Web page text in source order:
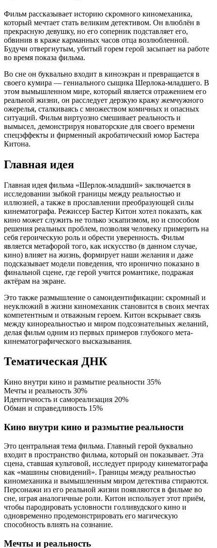
Фильм рассказывает историю скромного киномеханика,
который мечтает стать великим детективом. Он влюблён в
прекрасную девушку, но его соперник подставляет его,
обвинив в краже карманных часов отца возлюбленной.
Будучи отвергнутым, убитый горем герой засыпает на работе
во время показа фильма.
Во сне он буквально входит в киноэкран и превращается в
своего кумира — гениального сыщика Шерлока-младшего. В
этом вымышленном мире, который является отражением его
реальной жизни, он расследует дерзкую кражу жемчужного
ожерелья, сталкиваясь с множеством комичных и опасных
ситуаций. Фильм виртуозно смешивает реальность и
вымысел, демонстрируя новаторские для своего времени
спецэффекты и фирменный акробатический юмор Бастера
Китона.
Главная идея
Главная идея фильма «Шерлок-младший» заключается в
исследовании зыбкой границы между реальностью и
иллюзией, а также в прославлении преобразующей силы
кинематографа. Режиссер Бастер Китон хотел показать, как
кино может служить не только эскапизмом, но и способом
решения реальных проблем, позволяя человеку примерить на
себя героическую роль и обрести уверенность. Фильм
является метафорой того, как искусство (в данном случае,
кино) влияет на жизнь, формирует наши желания и даже
подсказывает модели поведения, что иронично показано в
финальной сцене, где герой учится романтике, подражая
актёрам на экране.
Это также размышление о самоидентификации: скромный и
неуклюжий в жизни киномеханик становится в своих мечтах
компетентным и отважным героем. Китон вскрывает связь
между кинореальностью и миром подсознательных желаний,
делая фильм одним из первых примеров глубокого мета-
кинематографического высказывания.
Тематическая ДНК
Кино внутри кино и размытие реальности 35%
Мечты и реальность 30%
Идентичность и самореализация 20%
Обман и справедливость 15%
Кино внутри кино и размытие реальности
Это центральная тема фильма. Главный герой буквально
входит в пространство фильма, который он показывает. Эта
сцена, ставшая культовой, исследует природу кинематографа
как «машины сновидений». Границы между реальностью
киномеханика и вымышленным миром детектива стираются.
Персонажи из его реальной жизни появляются в фильме во
сне, играя аналогичные роли. Китон использует этот приём,
чтобы пародировать условности голливудского кино и
одновременно продемонстрировать его магическую
способность влиять на сознание.
Мечты и реальность